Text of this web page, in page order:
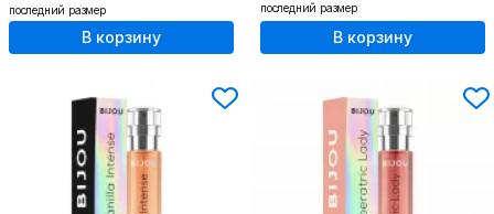
последний размер
В корзину
последний размер
В корзину